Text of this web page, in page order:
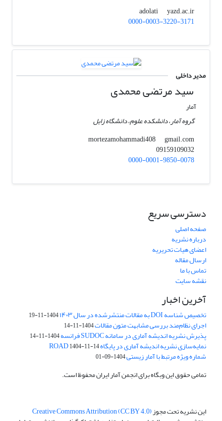
adolati
yazd.ac.ir
0000-0003-3220-3171
مدیر داخلی
سید مرتضی محمدی
آمار
گروه آمار، دانشکده علوم، دانشگاه زابل
mortezamohammadi408
gmail.com
09159109032
0000-0001-9850-0078
دسترسی سریع
صفحه اصلی
درباره نشریه
اعضای هیات تحریریه
ارسال مقاله
تماس با ما
نقشه سایت
آخرین اخبار
تخصیص شناسه DOI به مقالات منتشرشده در سال ۱۴۰۳ 1404-11-19
اجرای نظام‌مند بررسی مشابهت متون مقالات1404-11-14
پذیرش نشریه اندیشه آماری در سامانه SUDOC فرانسه 1404-11-14
نمایه‌سازی نشریه اندیشه آماری در پایگاه ROAD1404-11-14
شماره ویژه مرتبط با آمار زیستی1404-09-01
تمامی حقوق این وبگاه برای انجمن آمار ایران محفوظ است.
این نشریه تحت مجوزCreative Commons Attribution (CC BY 4.0)